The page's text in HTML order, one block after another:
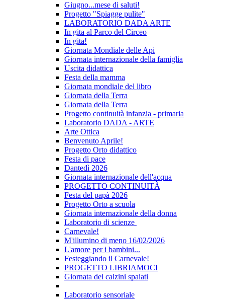
Giugno...mese di saluti!
Progetto "Spiagge pulite"
LABORATORIO DADA ARTE
In gita al Parco del Circeo
In gita!
Giornata Mondiale delle Api
Giornata internazionale della famiglia
Uscita didattica
Festa della mamma
Giornata mondiale del libro
Giornata della Terra
Giornata della Terra
Progetto continuità infanzia - primaria
Laboratorio DADA - ARTE
Arte Ottica
Benvenuto Aprile!
Progetto Orto didattico
Festa di pace
Dantedì 2026
Giornata internazionale dell'acqua
PROGETTO CONTINUITÀ
Festa del papà 2026
Progetto Orto a scuola
Giornata internazionale della donna
Laboratorio di scienze
Carnevale!
M'illumino di meno 16/02/2026
L'amore per i bambini...
Festeggiando il Carnevale!
PROGETTO LIBRIAMOCI
Giornata dei calzini spaiati
Laboratorio sensoriale